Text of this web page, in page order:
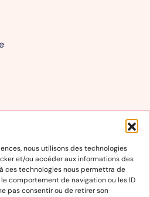
nous utilisons des technologies
et/ou accéder aux informations des
ces technologies nous permettra de
comportement de navigation ou les ID
pas consentir ou de retirer son